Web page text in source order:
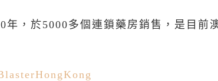
年，於5000多個連鎖藥房銷售，是目前